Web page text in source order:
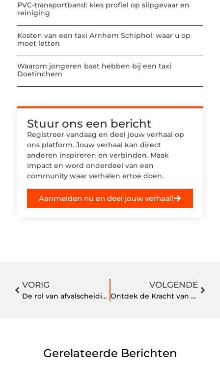
PVC-transportband: kies profiel op slipgevaar en
reiniging
Kosten van een taxi Arnhem Schiphol: waar u op
moet letten
Waarom jongeren baat hebben bij een taxi
Doetinchem
Stuur ons een bericht
Registreer vandaag en deel jouw verhaal op
ons platform. Jouw verhaal kan direct
anderen inspireren en verbinden. Maak
impact en word onderdeel van een
community waar verhalen ertoe doen.
Aanmelden nu en deel jouw verhaal!
VORIG
De rol van afvalscheiding in een duurzaam leefmodel
VOLGENDE
Ontdek de Kracht van Notaris Amersfoort voor Jouw Vastgoedbehoeften
Gerelateerde Berichten